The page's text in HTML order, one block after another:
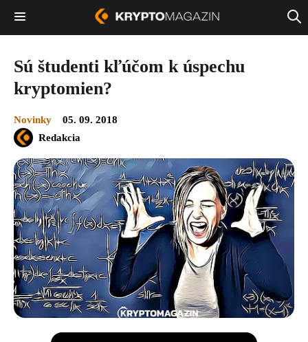
Sú študenti kľúčom k úspechu
kryptomien?
Novinky
05. 09. 2018
Redakcia